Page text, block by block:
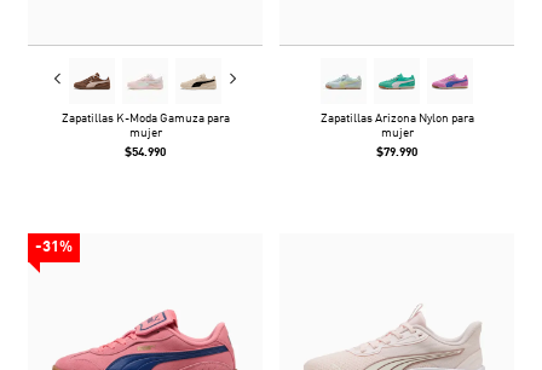
Zapatillas K-Moda Gamuza para
mujer
$54.990
Zapatillas Arizona Nylon para
mujer
$79.990
-31%